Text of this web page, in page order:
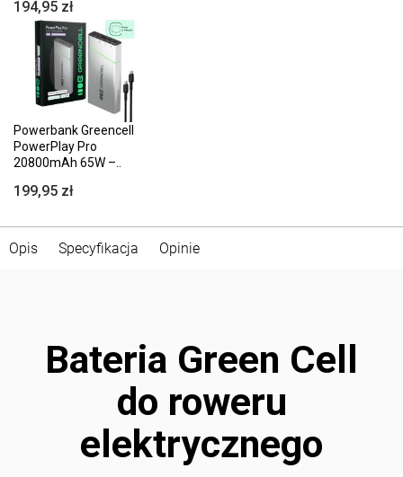
194,95 zł
Powerbank Greencell
PowerPlay Pro
20800mAh 65W –..
199,95 zł
Opis Specyfikacja Opinie
Bateria Green Cell
do roweru
elektrycznego